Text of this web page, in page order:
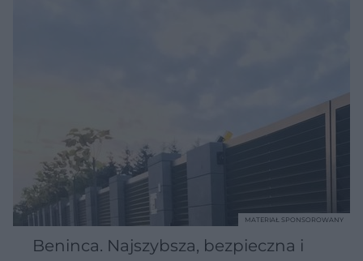
Beninca. Najszybsza, bezpieczna i
MATERIAŁ SPONSOROWANY